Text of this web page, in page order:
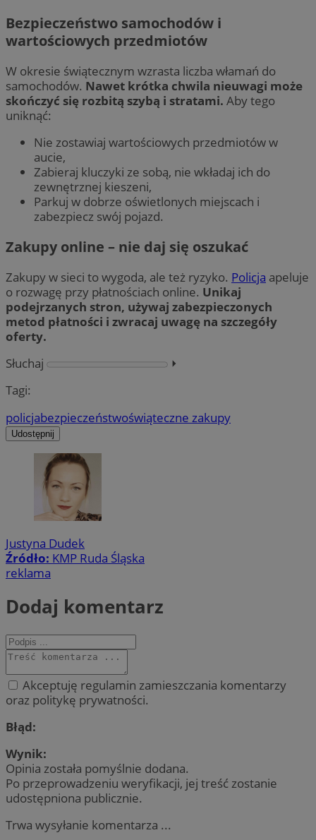
Bezpieczeństwo samochodów i
wartościowych przedmiotów
W okresie świątecznym wzrasta liczba włamań do
samochodów. Nawet krótka chwila nieuwagi może
skończyć się rozbitą szybą i stratami. Aby tego
uniknąć:
Nie zostawiaj wartościowych przedmiotów w
aucie,
Zabieraj kluczyki ze sobą, nie wkładaj ich do
zewnętrznej kieszeni,
Parkuj w dobrze oświetlonych miejscach i
zabezpiecz swój pojazd.
Zakupy online – nie daj się oszukać
Zakupy w sieci to wygoda, ale też ryzyko. Policja apeluje
o rozwagę przy płatnościach online. Unikaj
podejrzanych stron, używaj zabezpieczonych
metod płatności i zwracaj uwagę na szczegóły
oferty.
Słuchaj
⏵︎
Tagi:
policjabezpieczeństwoświąteczne zakupy
Udostępnij
Justyna Dudek
Źródło: KMP Ruda Śląska
reklama
Dodaj komentarz
Akceptuję regulamin zamieszczania komentarzy
oraz politykę prywatności.
Błąd:
Wynik:
Opinia została pomyślnie dodana.
Po przeprowadzeniu weryfikacji, jej treść zostanie
udostępniona publicznie.
Trwa wysyłanie komentarza ...